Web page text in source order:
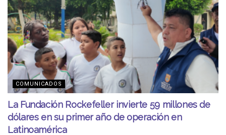
COMUNICADOS
La Fundación Rockefeller invierte 59 millones de
dólares en su primer año de operación en
Latinoamérica